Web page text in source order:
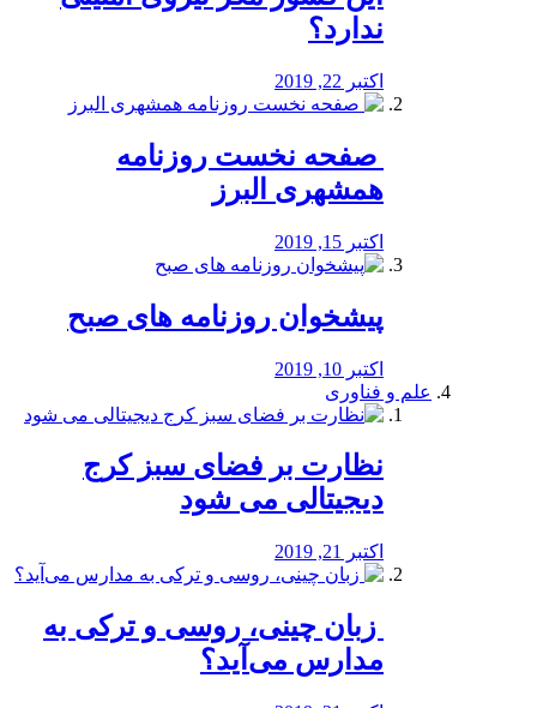
ندارد؟
اکتبر 22, 2019
️ صفحه نخست روزنامه‌
همشهری البرز
اکتبر 15, 2019
پیشخوان روزنامه های صبح
اکتبر 10, 2019
علم و فناوری
نظارت بر فضای سبز کرج
دیجیتالی می شود
اکتبر 21, 2019
️ زبان چینی، روسی و ترکی به
مدارس می‌آید؟